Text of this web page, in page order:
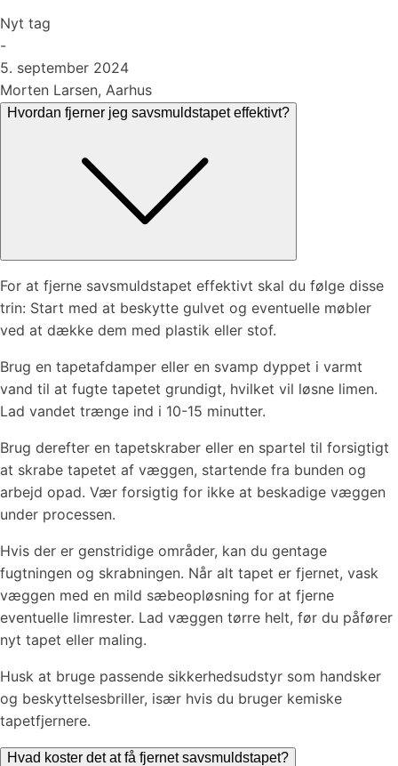
Nyt tag
-
5. september 2024
Morten Larsen, Aarhus
Hvordan fjerner jeg savsmuldstapet effektivt?
For at fjerne savsmuldstapet effektivt skal du følge disse
trin: Start med at beskytte gulvet og eventuelle møbler
ved at dække dem med plastik eller stof.
Brug en tapetafdamper eller en svamp dyppet i varmt
vand til at fugte tapetet grundigt, hvilket vil løsne limen.
Lad vandet trænge ind i 10-15 minutter.
Brug derefter en tapetskraber eller en spartel til forsigtigt
at skrabe tapetet af væggen, startende fra bunden og
arbejd opad. Vær forsigtig for ikke at beskadige væggen
under processen.
Hvis der er genstridige områder, kan du gentage
fugtningen og skrabningen. Når alt tapet er fjernet, vask
væggen med en mild sæbeopløsning for at fjerne
eventuelle limrester. Lad væggen tørre helt, før du påfører
nyt tapet eller maling.
Husk at bruge passende sikkerhedsudstyr som handsker
og beskyttelsesbriller, især hvis du bruger kemiske
tapetfjernere.
Hvad koster det at få fjernet savsmuldstapet?